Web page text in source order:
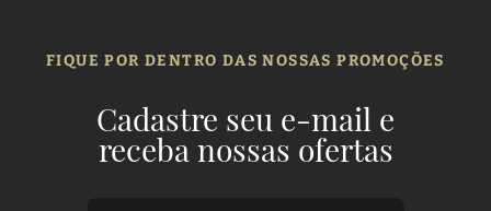
FIQUE POR DENTRO DAS NOSSAS PROMOÇÕES
Cadastre seu e-mail e
receba nossas ofertas